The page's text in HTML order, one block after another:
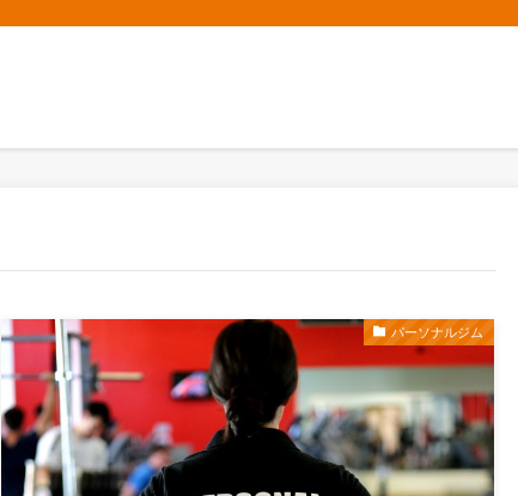
パーソナルジム